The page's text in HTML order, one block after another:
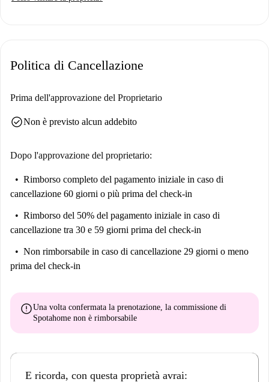
Agalma Harry Trouman e la Chiesa di San Giorgio sono raggiungibili a
Politica di Cancellazione
Prima dell'approvazione del Proprietario
check_circleNon è previsto alcun addebito
Dopo l'approvazione del proprietario:
Rimborso completo del pagamento iniziale in caso di
cancellazione 60 giorni o più prima del check-in
Rimborso del 50% del pagamento iniziale in caso di
cancellazione tra 30 e 59 giorni prima del check-in
Non rimborsabile in caso di cancellazione 29 giorni o meno
prima del check-in
errorUna volta confermata la prenotazione, la commissione di
Spotahome non è rimborsabile
E ricorda, con questa proprietà avrai: